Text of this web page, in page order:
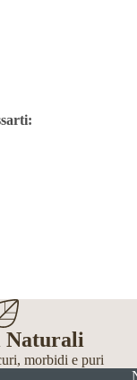
Naturali
morbidi e puri